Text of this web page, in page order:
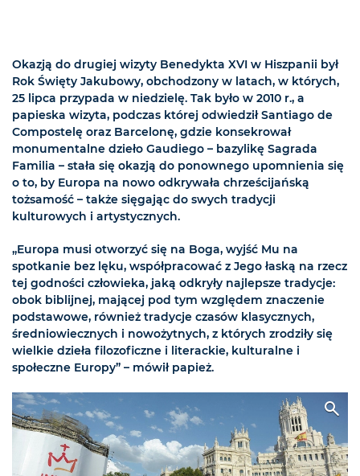
Okazją do drugiej wizyty Benedykta XVI w Hiszpanii był
Rok Święty Jakubowy, obchodzony w latach, w których,
25 lipca przypada w niedzielę. Tak było w 2010 r., a
papieska wizyta, podczas której odwiedził Santiago de
Compostelę oraz Barcelonę, gdzie konsekrował
monumentalne dzieło Gaudiego – bazylikę Sagrada
Familia – stała się okazją do ponownego upomnienia się
o to, by Europa na nowo odkrywała chrześcijańską
tożsamość – także sięgając do swych tradycji
kulturowych i artystycznych.
„Europa musi otworzyć się na Boga, wyjść Mu na
spotkanie bez lęku, współpracować z Jego łaską na rzecz
tej godności człowieka, jaką odkryły najlepsze tradycje:
obok biblijnej, mającej pod tym względem znaczenie
podstawowe, również tradycje czasów klasycznych,
średniowiecznych i nowożytnych, z których zrodziły się
wielkie dzieła filozoficzne i literackie, kulturalne i
społeczne Europy” – mówił papież.